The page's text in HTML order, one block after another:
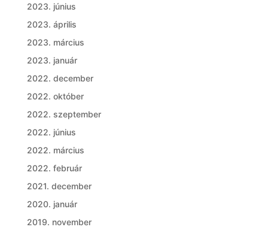
2023. június
2023. április
2023. március
2023. január
2022. december
2022. október
2022. szeptember
2022. június
2022. március
2022. február
2021. december
2020. január
2019. november